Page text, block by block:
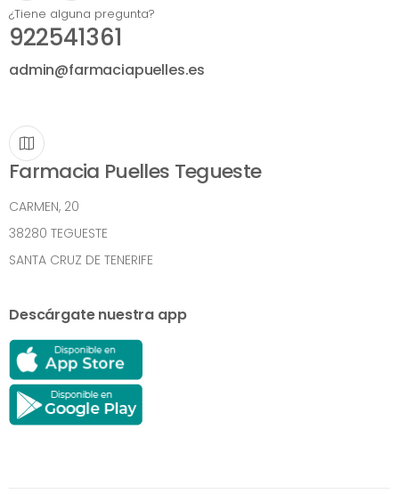
¿Tiene alguna pregunta?
922541361
admin@farmaciapuelles.es
Farmacia Puelles Tegueste
CARMEN, 20
38280 TEGUESTE
SANTA CRUZ DE TENERIFE
Descárgate nuestra app